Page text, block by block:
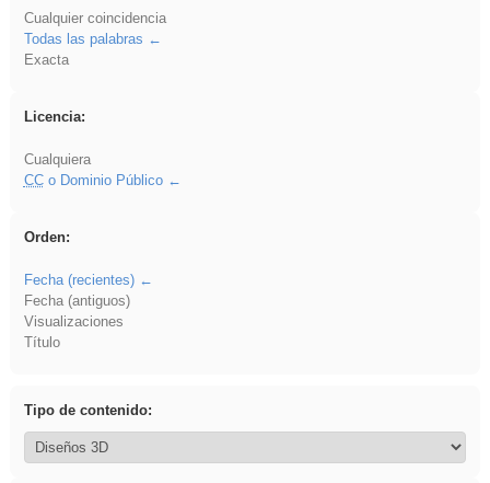
Cualquier coincidencia
Todas las palabras
Exacta
Licencia:
Cualquiera
CCo Dominio Público
Orden:
Fecha (recientes)
Fecha (antiguos)
Visualizaciones
Título
Tipo de contenido: